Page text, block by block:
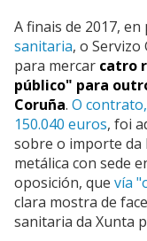
A finais de 2017,
sanitaria, o Servizo
para mercar catro
público" para
Coruña. O
150.040 euros, foi
sobre o importe da
metálica con sede
oposición, que vía
clara mostra de
sanitaria da Xunta